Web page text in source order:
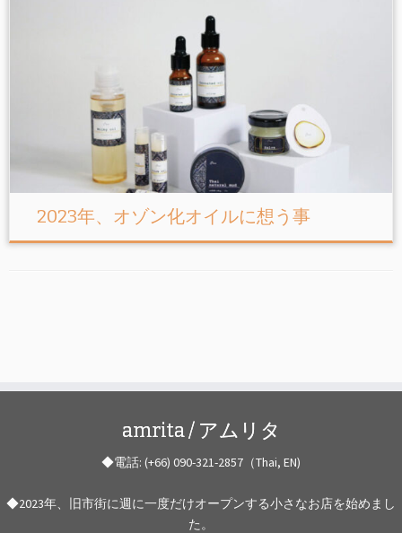
2023年、オゾン化オイルに想う事
amrita / アムリタ
◆電話: (+66) 090-321-2857（Thai, EN)
◆2023年、旧市街に週に一度だけオープンする小さなお店を始めまし
た。